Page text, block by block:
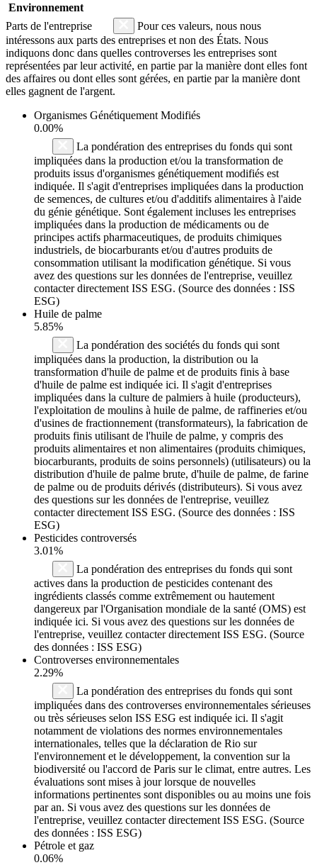
Environnement
Parts de l'entreprise
Pour ces valeurs, nous nous
intéressons aux parts des entreprises et non des États. Nous
indiquons donc dans quelles controverses les entreprises sont
représentées par leur activité, en partie par la manière dont elles font
des affaires ou dont elles sont gérées, en partie par la manière dont
elles gagnent de l'argent.
Organismes Génétiquement Modifiés
0.00%
La pondération des entreprises du fonds qui sont
impliquées dans la production et/ou la transformation de
produits issus d'organismes génétiquement modifiés est
indiquée. Il s'agit d'entreprises impliquées dans la production
de semences, de cultures et/ou d'additifs alimentaires à l'aide
du génie génétique. Sont également incluses les entreprises
impliquées dans la production de médicaments ou de
principes actifs pharmaceutiques, de produits chimiques
industriels, de biocarburants et/ou d'autres produits de
consommation utilisant la modification génétique. Si vous
avez des questions sur les données de l'entreprise, veuillez
contacter directement ISS ESG. (Source des données : ISS
ESG)
Huile de palme
5.85%
La pondération des sociétés du fonds qui sont
impliquées dans la production, la distribution ou la
transformation d'huile de palme et de produits finis à base
d'huile de palme est indiquée ici. Il s'agit d'entreprises
impliquées dans la culture de palmiers à huile (producteurs),
l'exploitation de moulins à huile de palme, de raffineries et/ou
d'usines de fractionnement (transformateurs), la fabrication de
produits finis utilisant de l'huile de palme, y compris des
produits alimentaires et non alimentaires (produits chimiques,
biocarburants, produits de soins personnels) (utilisateurs) ou la
distribution d'huile de palme brute, d'huile de palme, de farine
de palme ou de produits dérivés (distributeurs). Si vous avez
des questions sur les données de l'entreprise, veuillez
contacter directement ISS ESG. (Source des données : ISS
ESG)
Pesticides controversés
3.01%
La pondération des entreprises du fonds qui sont
actives dans la production de pesticides contenant des
ingrédients classés comme extrêmement ou hautement
dangereux par l'Organisation mondiale de la santé (OMS) est
indiquée ici. Si vous avez des questions sur les données de
l'entreprise, veuillez contacter directement ISS ESG. (Source
des données : ISS ESG)
Controverses environnementales
2.29%
La pondération des entreprises du fonds qui sont
impliquées dans des controverses environnementales sérieuses
ou très sérieuses selon ISS ESG est indiquée ici. Il s'agit
notamment de violations des normes environnementales
internationales, telles que la déclaration de Rio sur
l'environnement et le développement, la convention sur la
biodiversité ou l'accord de Paris sur le climat, entre autres. Les
évaluations sont mises à jour lorsque de nouvelles
informations pertinentes sont disponibles ou au moins une fois
par an. Si vous avez des questions sur les données de
l'entreprise, veuillez contacter directement ISS ESG. (Source
des données : ISS ESG)
Pétrole et gaz
0.06%